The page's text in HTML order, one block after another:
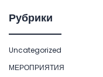
Рубрики
Uncategorized
МЕРОПРИЯТИЯ